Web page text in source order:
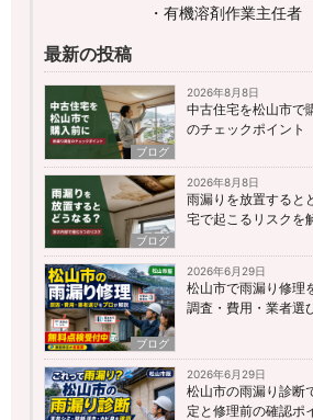
・有機溶剤作業主任者
最新の投稿
ブログ
2026年8月8日
中古住宅を松山市で
のチェックポイント
ブログ
2026年8月8日
雨漏りを放置すると
宅で起こるリスクを
ブログ
2026年6月29日
松山市で雨漏り修理
調査・費用・業者選
2026年6月29日
松山市の雨漏り診断
定と修理前の確認ポ